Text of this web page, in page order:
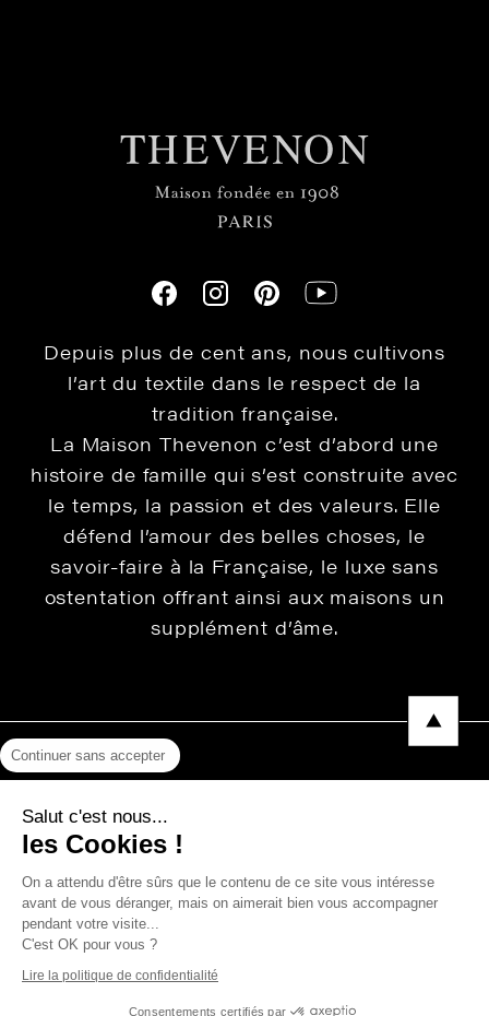
Depuis plus de cent ans, nous cultivons
l’art du textile dans le respect de la
tradition française.
La Maison Thevenon c’est d’abord une
histoire de famille qui s’est construite avec
le temps, la passion et des valeurs. Elle
défend l’amour des belles choses, le
savoir-faire à la Française, le luxe sans
ostentation offrant ainsi aux maisons un
supplément d’âme.
Protection des données
Photos, Vidéos & Catalogues
Continuer sans accepter
Salut c'est nous...
les Cookies !
On a attendu d'être sûrs que le contenu de ce site vous intéresse
avant de vous déranger, mais on aimerait bien vous accompagner
pendant votre visite...
C'est OK pour vous ?
Lire la politique de confidentialité
Consentements certifiés par